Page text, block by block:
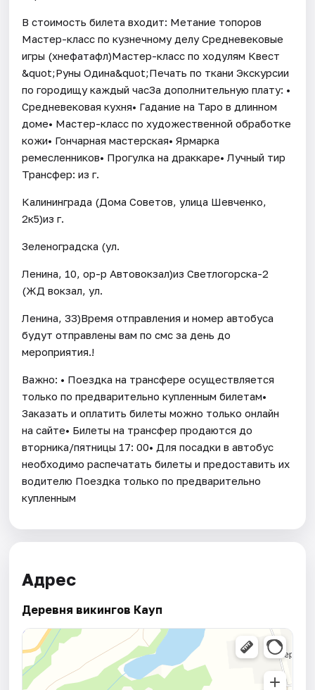
В стоимость билета входит: Метание топоров
Мастер-класс по кузнечному делу Средневековые
игры (хнефатафл)Мастер-класс по ходулям Квест
&quot;Руны Одина&quot;Печать по ткани Экскурсии
по городищу каждый час​За дополнительную плату: •
Средневековая кухня• Гадание на Таро в длинном
доме• Мастер-класс по художественной обработке
кожи• Гончарная мастерская• Ярмарка
ремесленников• Прогулка на драккаре• Лучный тир
Трансфер: из г.
Калининграда (Дома Советов, улица Шевченко,
2к5)из г.
Зеленоградска (ул.
Ленина, 10, ор-р Автовокзал)из Светлогорска-2
(ЖД вокзал, ул.
Ленина, 33)Время отправления и номер автобуса
будут отправлены вам по смс за день до
мероприятия.!
Важно: • Поездка на трансфере осуществляется
только по предварительно купленным билетам•
Заказать и оплатить билеты можно только онлайн
на сайте• Билеты на трансфер продаются до
вторника/пятницы 17: 00• Для посадки в автобус
необходимо распечатать билеты и предоставить их
водителю Поездка только по предварительно
купленным
Адрес
Деревня викингов Кауп